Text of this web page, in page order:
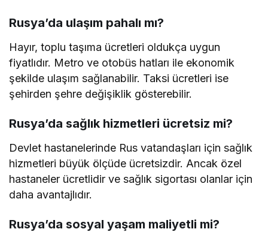
Rusya’da ulaşım pahalı mı?
Hayır, toplu taşıma ücretleri oldukça uygun
fiyatlıdır. Metro ve otobüs hatları ile ekonomik
şekilde ulaşım sağlanabilir. Taksi ücretleri ise
şehirden şehre değişiklik gösterebilir.
Rusya’da sağlık hizmetleri ücretsiz mi?
Devlet hastanelerinde Rus vatandaşları için sağlık
hizmetleri büyük ölçüde ücretsizdir. Ancak özel
hastaneler ücretlidir ve sağlık sigortası olanlar için
daha avantajlıdır.
Rusya’da sosyal yaşam maliyetli mi?